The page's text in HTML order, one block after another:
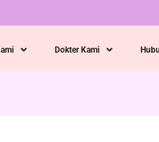
Dokter Kami